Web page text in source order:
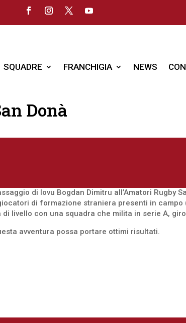
SQUADRE FRANCHIGIA NEWS
Donà
di Iovu Bogdan Dimitru all’Amatori Rugby
di formazione straniera presenti in campo
livello con una squadra che milita in serie A,
avventura possa portare ottimi risultati.